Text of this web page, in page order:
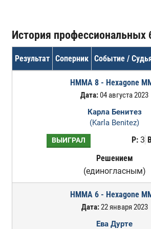
История профессиональных
Результат Соперник Событие /
HMMA 8 - Hexagone
Дата:04 августа 2023
Карла Бенитез
(Karla Benitez)
ВЫИГРАЛ Р:3
Решением
(единогласным)
HMMA 6 - Hexagone
Дата:22 января 2023
Ева Дурте